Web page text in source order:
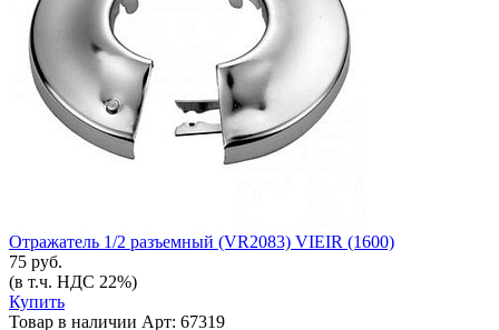
Отражатель 1/2 разъемный (VR2083) VIEIR (1600)
75 руб.
(в т.ч. НДС 22%)
Купить
Товар в наличии Арт: 67319